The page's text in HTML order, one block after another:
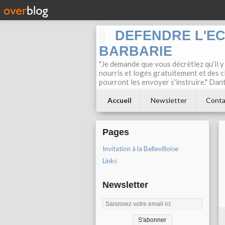
DEFENDRE
BARBARIE
"Je demande que vous décrétiez
nourris et logés gratuitement et des
pourront les envoyer s'instruire."
Accueil Newsletter
Pages
Invitation à la Bellevilloise
Links
Newsletter